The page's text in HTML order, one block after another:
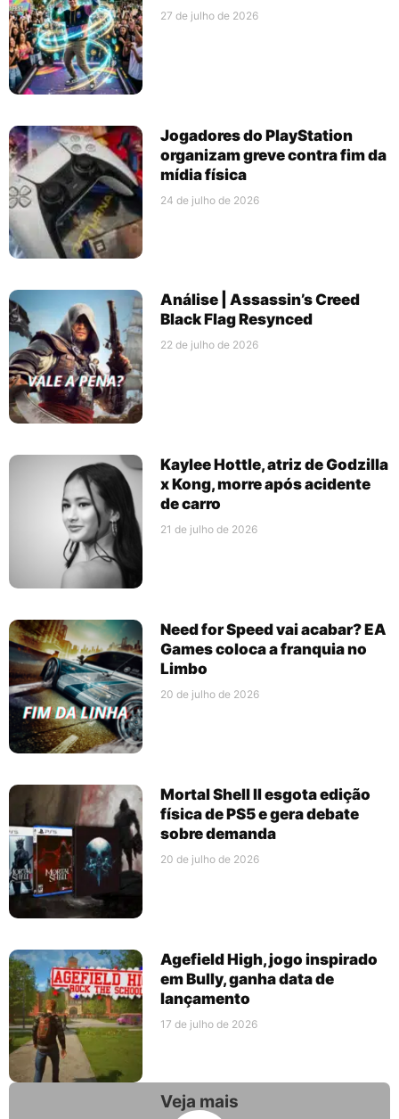
27 de julho de 2026
Jogadores do PlayStation
organizam greve contra fim da
mídia física
24 de julho de 2026
Análise | Assassin’s Creed
Black Flag Resynced
22 de julho de 2026
Kaylee Hottle, atriz de Godzilla
x Kong, morre após acidente
de carro
21 de julho de 2026
Need for Speed vai acabar? EA
Games coloca a franquia no
Limbo
20 de julho de 2026
Mortal Shell II esgota edição
física de PS5 e gera debate
sobre demanda
20 de julho de 2026
Agefield High, jogo inspirado
em Bully, ganha data de
lançamento
17 de julho de 2026
Veja mais